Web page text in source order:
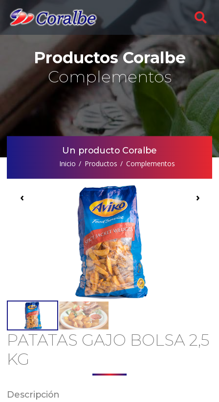
Productos Coralbe
Complementos
Un producto Coralbe
Inicio Productos Complementos
‹ ›
PATATAS GAJO BOLSA 2,5
KG
Descripción